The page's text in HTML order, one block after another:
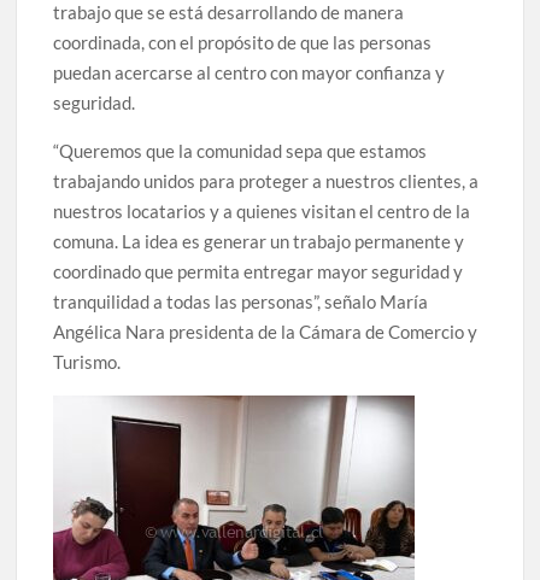
trabajo que se está desarrollando de manera
coordinada, con el propósito de que las personas
puedan acercarse al centro con mayor confianza y
seguridad.
“Queremos que la comunidad sepa que estamos
trabajando unidos para proteger a nuestros clientes, a
nuestros locatarios y a quienes visitan el centro de la
comuna. La idea es generar un trabajo permanente y
coordinado que permita entregar mayor seguridad y
tranquilidad a todas las personas”, señalo María
Angélica Nara presidenta de la Cámara de Comercio y
Turismo.